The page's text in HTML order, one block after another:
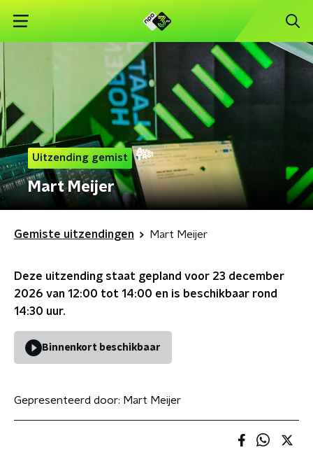
Uitzending gemist
Mart Meijer
Gemiste uitzendingen Mart Meijer
Deze uitzending staat gepland voor 23 december
2026 van 12:00 tot 14:00 en is beschikbaar rond
14:30 uur.
Binnenkort beschikbaar
Gepresenteerd door: Mart Meijer